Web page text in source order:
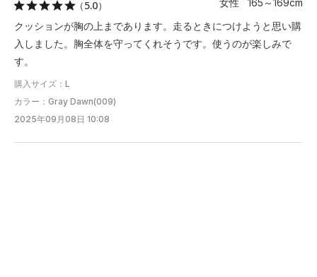
（5.0）
クッションが胸の上まであります。走るときにつけようと思い購
入しました。胸全体を守ってくれそうです。使うのが楽しみで
す。
購入サイズ：L
カラー：Gray Dawn(009)
2025年09月08日 10:08